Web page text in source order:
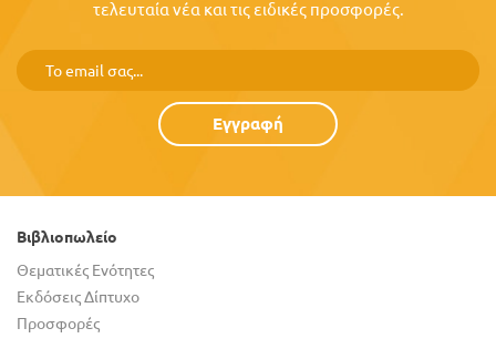
τελευταία νέα και τις ειδικές προσφορές.
Εγγραφή
Βιβλιοπωλείο
Θεματικές Ενότητες
Εκδόσεις Δίπτυχο
Προσφορές